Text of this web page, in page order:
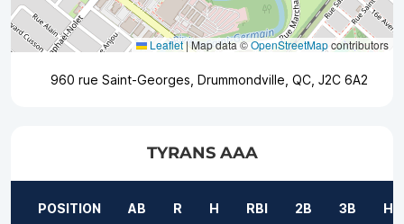
Leaflet|Map data ©OpenStreetMapcontributors
960 rue Saint-Georges, Drummondville, QC, J2C 6A2
TYRANS AAA
POSITION AB R H RBI 2B 3B HR